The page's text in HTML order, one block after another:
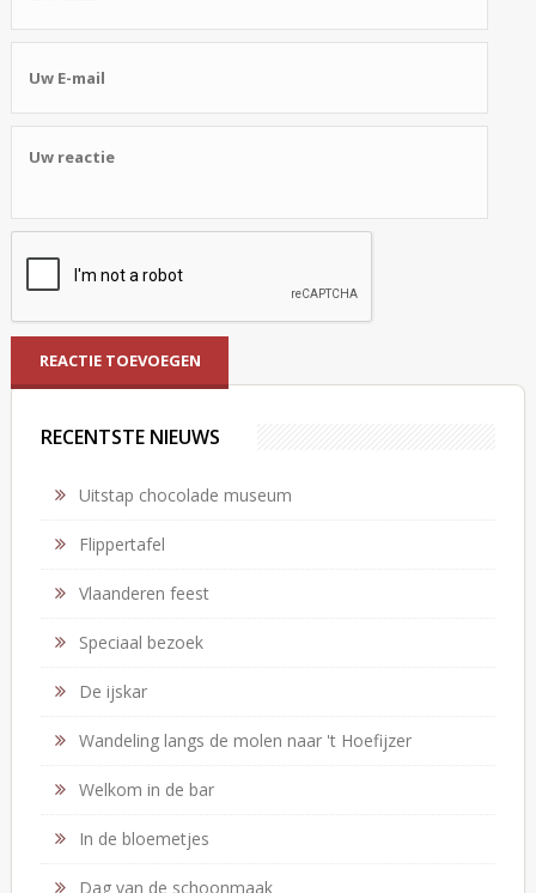
RECENTSTE NIEUWS
Uitstap chocolade museum
Flippertafel
Vlaanderen feest
Speciaal bezoek
De ijskar
Wandeling langs de molen naar 't Hoefijzer
Welkom in de bar
In de bloemetjes
Dag van de schoonmaak